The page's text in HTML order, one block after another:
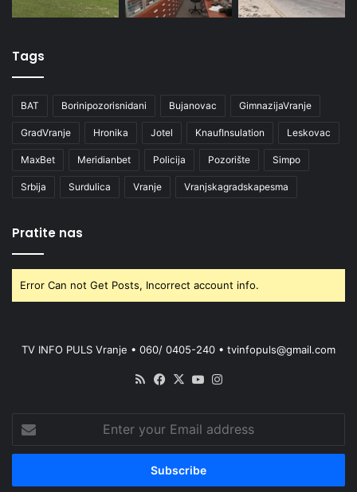
Tags
BAT Borinipozorisnidani Bujanovac GimnazijaVranje
GradVranje Hronika Jotel KnaufInsulation Leskovac
MaxBet Meridianbet Policija Pozorište Simpo
Srbija Surdulica Vranje Vranjskagradskapesma
Pratite nas
Error Can not Get Posts, Incorrect account info.
TV INFO PULS Vranje • 060/ 0405-240 • tvinfopuls@gmail.com
RSS Facebook
X YouTube
your
Email